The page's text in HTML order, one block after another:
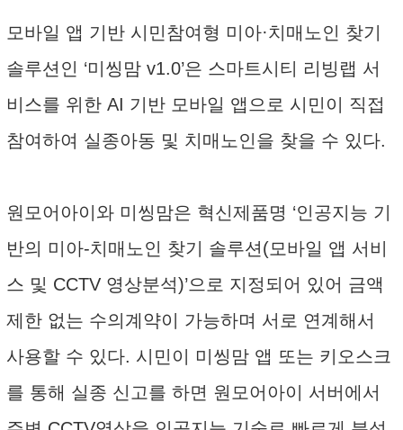
모바일 앱 기반 시민참여형 미아·치매노인 찾기
솔루션인 ‘미씽맘 v1.0’은 스마트시티 리빙랩 서
비스를 위한 AI 기반 모바일 앱으로 시민이 직접
참여하여 실종아동 및 치매노인을 찾을 수 있다.
원모어아이와 미씽맘은 혁신제품명 ‘인공지능 기
반의 미아-치매노인 찾기 솔루션(모바일 앱 서비
스 및 CCTV 영상분석)’으로 지정되어 있어 금액
제한 없는 수의계약이 가능하며 서로 연계해서
사용할 수 있다. 시민이 미씽맘 앱 또는 키오스크
를 통해 실종 신고를 하면 원모어아이 서버에서